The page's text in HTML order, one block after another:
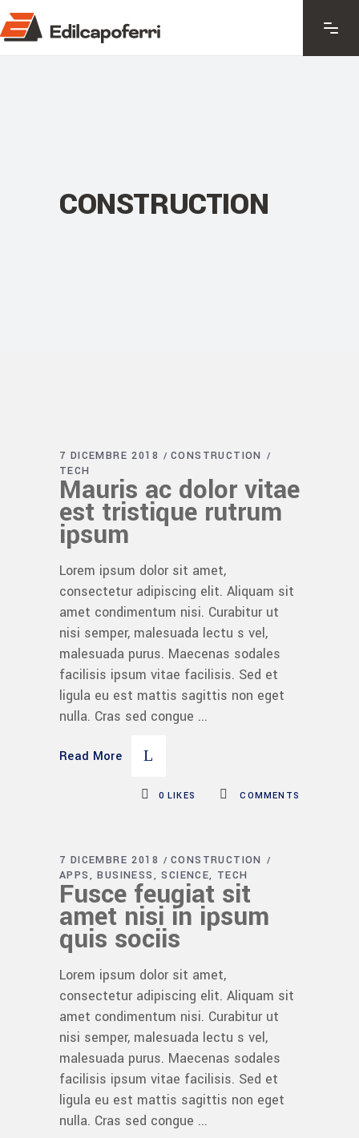
CONSTRUCTION
7 DICEMBRE 2018
CONSTRUCTION
TECH
Mauris ac dolor vitae
est tristique rutrum
ipsum
Lorem ipsum dolor sit amet,
consectetur adipiscing elit. Aliquam sit
amet condimentum nisi. Curabitur ut
nisi semper, malesuada lectu s vel,
malesuada purus. Maecenas sodales
facilisis ipsum vitae facilisis. Sed et
ligula eu est mattis sagittis non eget
nulla. Cras sed congue
Read More
COMMENTS
0 LIKES
7 DICEMBRE 2018
CONSTRUCTION
APPS
BUSINESS SCIENCE TECH
Fusce feugiat sit
amet nisi in ipsum
quis sociis
Lorem ipsum dolor sit amet,
consectetur adipiscing elit. Aliquam sit
amet condimentum nisi. Curabitur ut
nisi semper, malesuada lectu s vel,
malesuada purus. Maecenas sodales
facilisis ipsum vitae facilisis. Sed et
ligula eu est mattis sagittis non eget
nulla. Cras sed congue